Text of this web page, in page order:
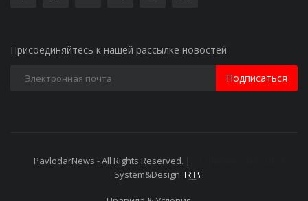
Присоединяйтесь к нашей рассылке новостей
Подписаться
PavlodarNews - All Rights Reserved. |
System&Design